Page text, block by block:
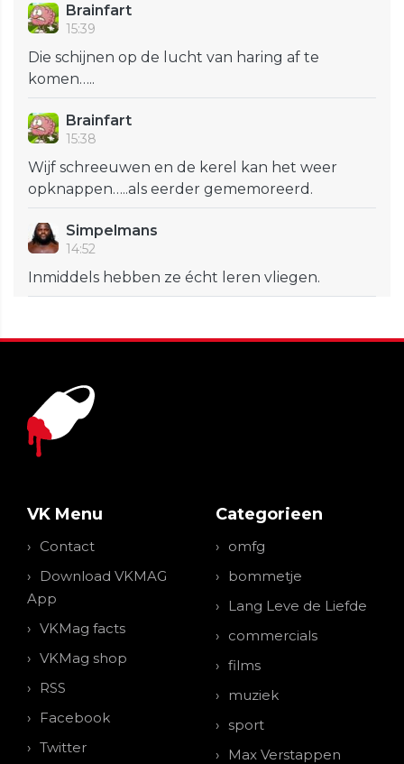
Brainfart
15:39
Die schijnen op de lucht van haring af te
komen…..
Brainfart
15:38
Wijf schreeuwen en de kerel kan het weer
opknappen…..als eerder gememoreerd.
Simpelmans
14:52
Inmiddels hebben ze écht leren vliegen.
VK Menu
Contact
Download VKMAG
App
VKMag facts
VKMag shop
RSS
Facebook
Twitter
Categorieen
omfg
bommetje
Lang Leve de Liefde
commercials
films
muziek
sport
Max Verstappen